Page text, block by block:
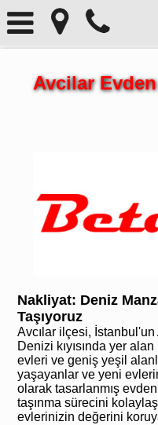
Avcilar
Nakliyat: Deniz
Taşıyoruz
Avcılar ilçesi,
Denizi kıyısında yer
evleri ve geniş yeşil
yaşayanlar ve yeni
olarak tasarlanmış
taşınma sürecini
evlerinizin değerini